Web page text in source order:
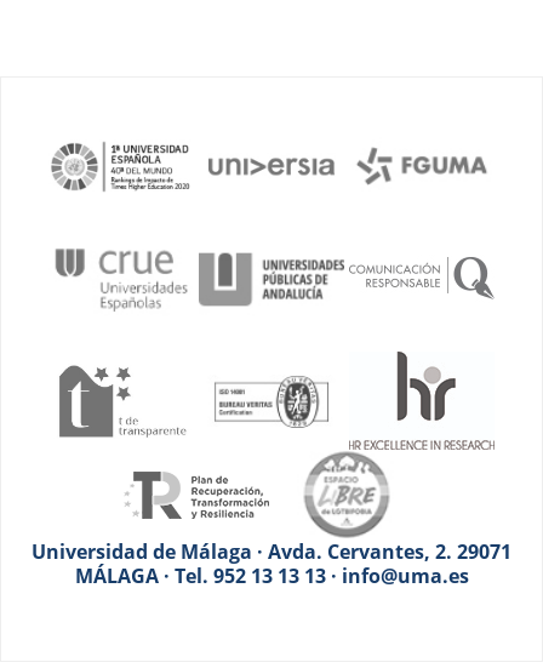
Universidad de Málaga · Avda. Cervantes, 2. 29071
MÁLAGA · Tel. 952 13 13 13 · info@uma.es